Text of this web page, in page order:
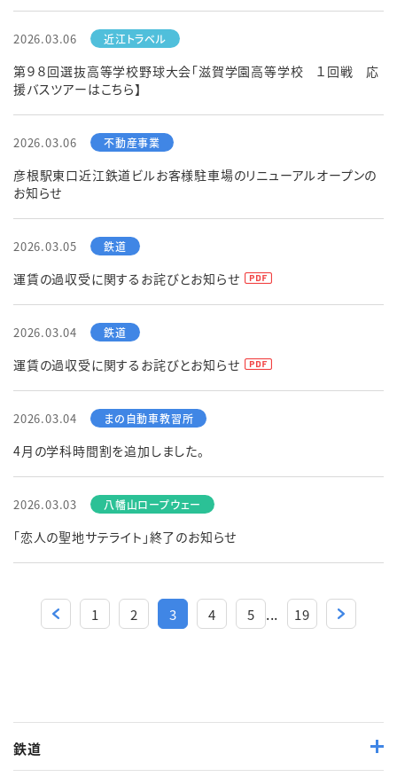
2026.03.06
第９８回選抜高等学校野球大会「滋賀学園高等学校 １回戦 応
援バスツアーはこちら】
2026.03.06
彦根駅東口近江鉄道ビルお客様駐車場のリニューアルオープンの
お知らせ
2026.03.05
運賃の過収受に関するお詫びとお知らせ
2026.03.04
運賃の過収受に関するお詫びとお知らせ
2026.03.04
4月の学科時間割を追加しました。
2026.03.03
「恋人の聖地サテライト」終了のお知らせ
1 2 3 4 5 ... 19
鉄道